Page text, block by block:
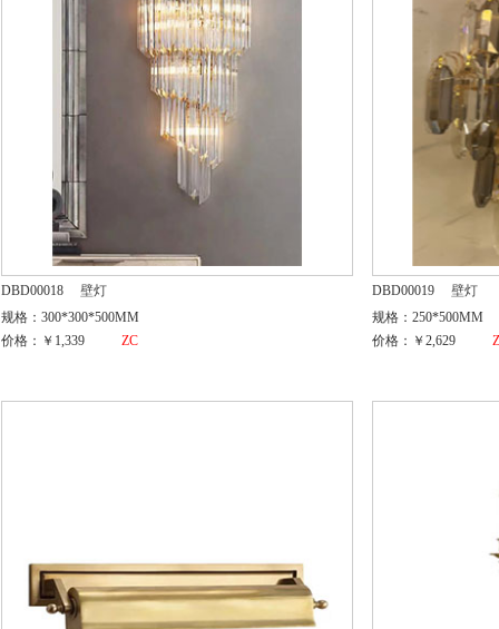
DBD00018
壁灯
规格：300*300*500MM
价格：￥1,339
ZC
DBD00019
壁灯
规格：250*500MM
价格：￥2,629